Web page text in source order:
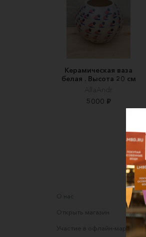
Керамическая ваза
белая . Высота 20 см
AllaAndr
5000 ₽
О нас
Открыть магазин
Участие в офлайн-маркете